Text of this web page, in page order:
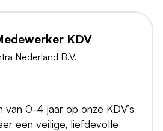
KDV
Nederland B.V.
van 0-4 jaar op onze KDV’s
een veilige, liefdevolle